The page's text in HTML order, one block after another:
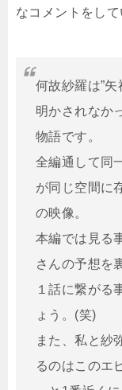
なコメントをして
何故紗羅は”
明かされなか
物語です。
全編通して同
が同じ空間に
の映像。
本編では見る
さんの予想を
１話に繋がる
ょう。(笑)
また、私と紗
るのはこのエ